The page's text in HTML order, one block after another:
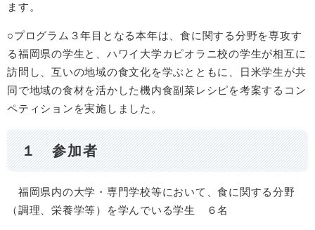
ます。
○プログラム３年目となる本年は、食に関する分野を専攻す
る福岡県の学生と、ハワイ大学カピオラニ校の学生が相互に
訪問し、互いの地域の食文化を学ぶとともに、日米学生が共
同で地域の食材を活かした機内食副菜レシピを考案するコン
ペティションを実施しました。
１ 参加者
福岡県内の大学・専門学校等において、食に関する分野
（調理、栄養学等）を学んでいる学生 ６名